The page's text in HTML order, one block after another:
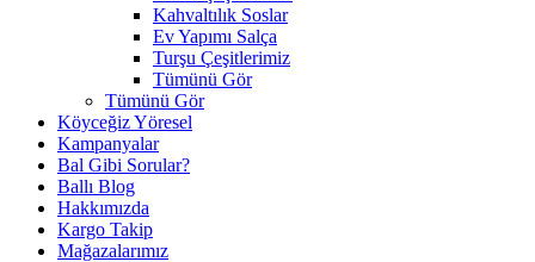
Kahvaltılık Soslar
Ev Yapımı Salça
Turşu Çeşitlerimiz
Tümünü Gör
Tümünü Gör
Köyceğiz Yöresel
Kampanyalar
Bal Gibi Sorular?
Ballı Blog
Hakkımızda
Kargo Takip
Mağazalarımız